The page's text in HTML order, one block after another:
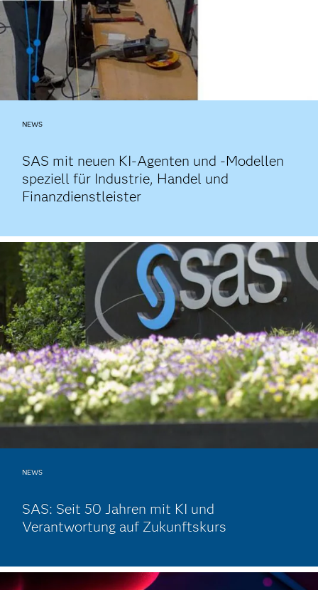
NEWS
SAS mit neuen KI-Agenten und -Modellen
speziell für Industrie, Handel und
Finanzdienstleister
NEWS
SAS: Seit 50 Jahren mit KI und
Verantwortung auf Zukunftskurs